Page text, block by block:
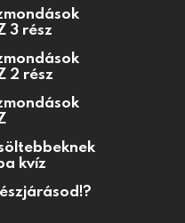
3 rész
2 rész
kvíz